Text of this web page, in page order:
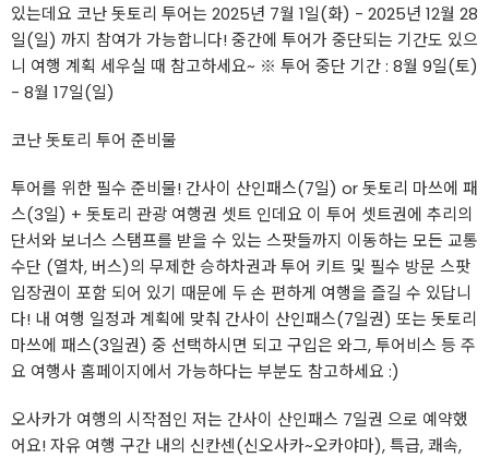
있는데요 코난 돗토리 투어는 2025년 7월 1일(화) - 2025년 12월 28
일(일) 까지 참여가 가능합니다! 중간에 투어가 중단되는 기간도 있으
니 여행 계획 세우실 때 참고하세요~ ※ 투어 중단 기간 : 8월 9일(토)
- 8월 17일(일)
코난 돗토리 투어 준비물
투어를 위한 필수 준비물! 간사이 산인패스(7일) or 돗토리 마쓰에 패
스(3일) + 돗토리 관광 여행권 셋트 인데요 이 투어 셋트권에 추리의
단서와 보너스 스탬프를 받을 수 있는 스팟들까지 이동하는 모든 교통
수단 (열차, 버스)의 무제한 승하차권과 투어 키트 및 필수 방문 스팟
입장권이 포함 되어 있기 때문에 두 손 편하게 여행을 즐길 수 있답니
다! 내 여행 일정과 계획에 맞춰 간사이 산인패스(7일권) 또는 돗토리
마쓰에 패스(3일권) 중 선택하시면 되고 구입은 와그, 투어비스 등 주
요 여행사 홈페이지에서 가능하다는 부분도 참고하세요 :)
오사카가 여행의 시작점인 저는 간사이 산인패스 7일권 으로 예약했
어요! 자유 여행 구간 내의 신칸센(신오사카~오카야마), 특급, 쾌속,